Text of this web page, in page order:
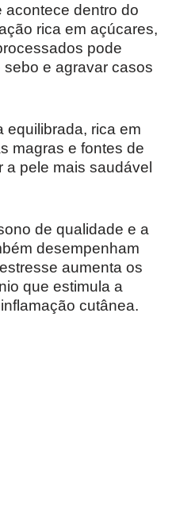
acontece dentro do
rica em açúcares,
pode
e agravar casos
equilibrada, rica em
magras e fontes de
a pele mais saudável
de qualidade e a
desempenham
aumenta os
que estimula a
cutânea.